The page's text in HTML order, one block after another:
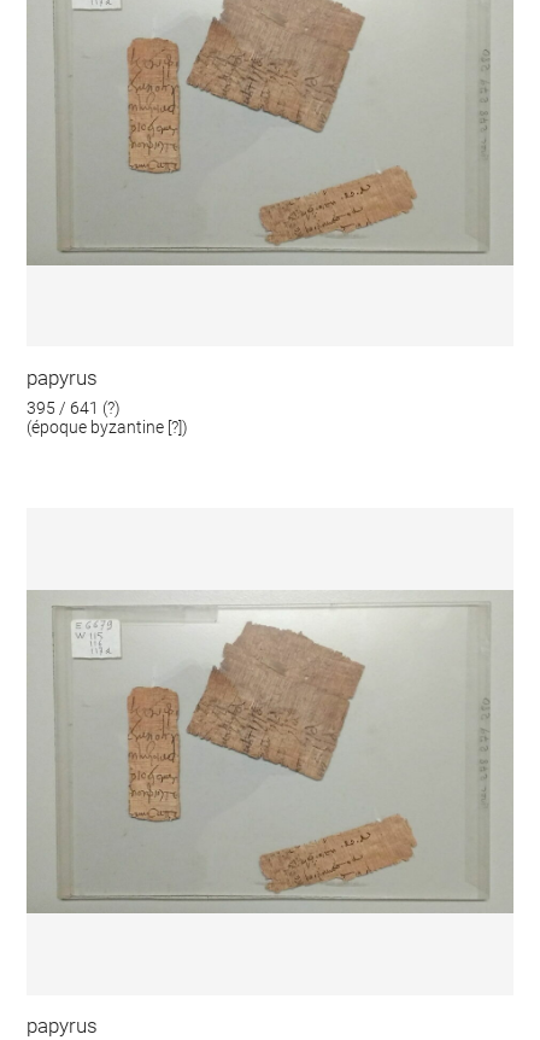
papyrus
395 / 641 (?)
(époque byzantine [?])
papyrus